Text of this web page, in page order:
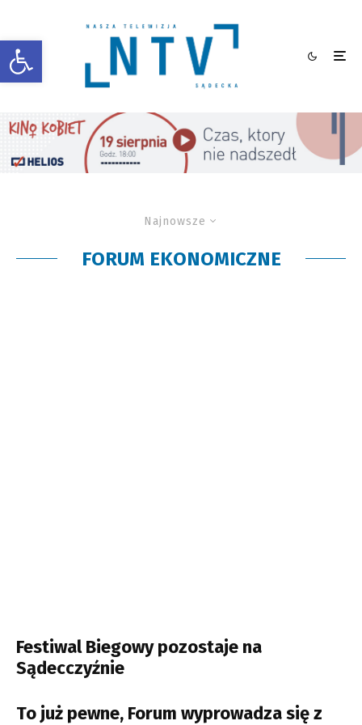
Otwórz pasek narzędzi
Najnowsze
FORUM EKONOMICZNE
Festiwal Biegowy pozostaje na
Sądecczyźnie
To już pewne, Forum wyprowadza się z